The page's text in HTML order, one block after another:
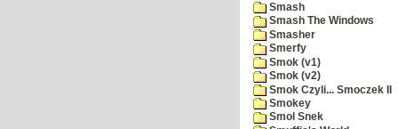
Smash
Smash The Windows
Smasher
Smerfy
Smok (v1)
Smok (v2)
Smok Czyli... Smoczek II
Smokey
Smol Snek